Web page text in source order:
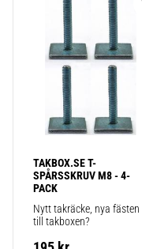
TAKBOX.SE T-
SPÅRSSKRUV M8 - 4-
PACK
Nytt takräcke, nya fästen
till takboxen?